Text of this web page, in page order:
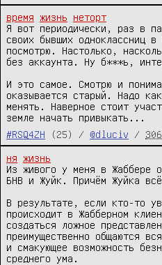
время жизнь
неторт
Я вот периодически, раз в
своих бывших одноклассниц
посмотрю. Настолько,
без аккаунта. Ну б***ь,
И это самое. Смотрю и
оказывается старый. Надо
менять. Наверное стоит
земле начать привыкать...
#RSQ4ZH
(25) / @dluciv /
ня
жизнь
Из живого у меня в Жаббере
БНВ и Жуйк. Причём Жуйка
В результате, если кто-то
происходит в Жабберном
создаться ложное
преимущественно общаются
и смакующее возможность
среднего ума.